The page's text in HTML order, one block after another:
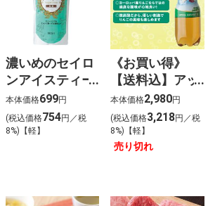
濃いめのセイロ
ンアイスティー
（無糖）
本体価格699円
(税込価格754円／税
8%)【軽】
《お買い得》
【送料込】アッ
プルスパークリ
ング１２本〈ケ
ース販売〉
本体価格2,980円
(税込価格3,218円／税
8%)【軽】
売り切れ